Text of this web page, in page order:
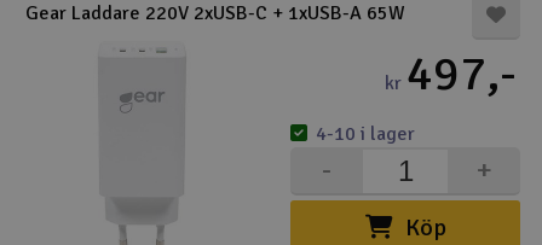
Gear Laddare 220V 2xUSB-C + 1xUSB-A 65W
kr 497,-
Köp
+
-
4-10 i lager